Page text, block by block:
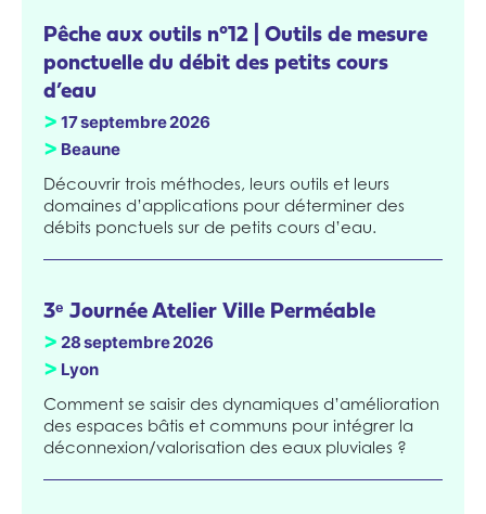
Pêche aux outils n°12 | Outils de mesure
ponctuelle du débit des petits cours
d’eau
> 17septembre2026
> Beaune
Découvrir trois méthodes, leurs outils et leurs
domaines d’applications pour déterminer des
débits ponctuels sur de petits cours d’eau.
3ᵉ Journée Atelier Ville Perméable
> 28septembre2026
> Lyon
Comment se saisir des dynamiques d’amélioration
des espaces bâtis et communs pour intégrer la
déconnexion/valorisation des eaux pluviales ?